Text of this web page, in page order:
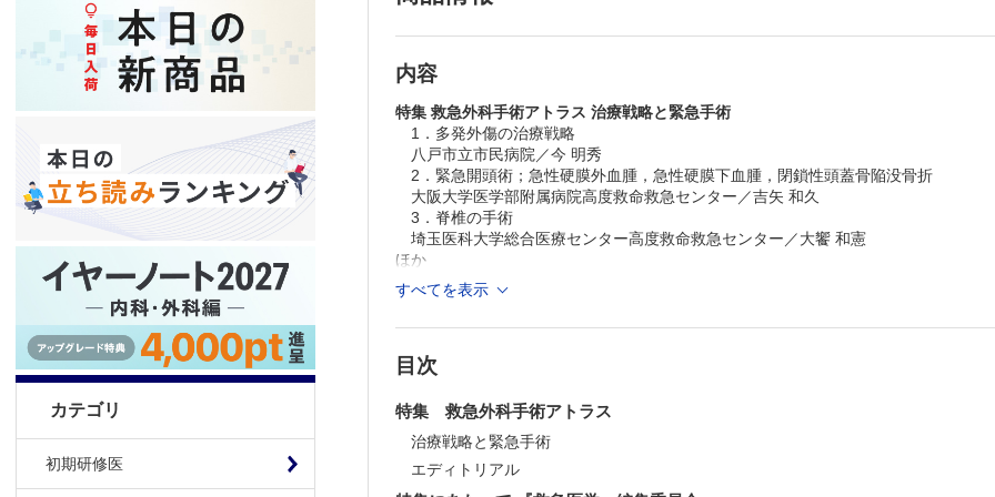
カテゴリ
初期研修医
12．多発肋骨骨折，重症胸郭動揺の手術
義彦
14．DCS；damage control surgery
堺市立総合医療センター救命救急センター／臼井 章浩
16．腹部血管外傷の手術
17．肝，胆道損傷の手術
東北大学病院高度救命救急センター／入野田 崇 他
内容
特集 救急外科手術アトラス 治療戦略と緊急手術
1．多発外傷の治療戦略
八戸市立市民病院／今 明秀
2．緊急開頭術；急性硬膜外血腫，急性硬膜下血腫，閉鎖性頭蓋骨陥没骨折
大阪大学医学部附属病院高度救命救急センター／吉矢 和久
3．脊椎の手術
埼玉医科大学総合医療センター高度救命救急センター／大饗 和憲
ほか
＞ 救急医学バックナンバー
製品のご購入後、「購入済ライセンス一覧」より、オンライン環境で閲覧可能なPDF
すべてを表示
目次
特集 救急外科手術アトラス
治療戦略と緊急手術
エディトリアル